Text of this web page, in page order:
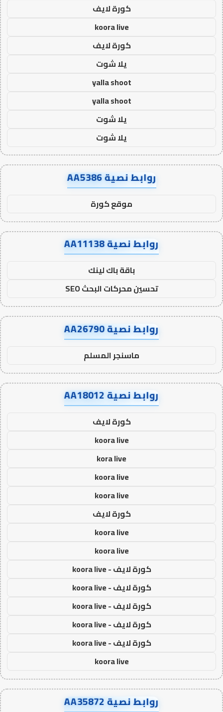
كورة لايف
koora live
كورة لايف
يلا شوت
yalla shoot
yalla shoot
يلا شوت
يلا شوت
روابط نصية AA5386
موقع كورة
روابط نصية AA11138
باقة باك لينك
تحسين محركات البحث SEO
روابط نصية AA26790
ماسنجر المسلم
روابط نصية AA18012
كورة لايف
koora live
kora live
koora live
koora live
كورة لايف
koora live
koora live
كورة لايف - koora live
كورة لايف - koora live
كورة لايف - koora live
كورة لايف - koora live
كورة لايف - koora live
koora live
روابط نصية AA35872